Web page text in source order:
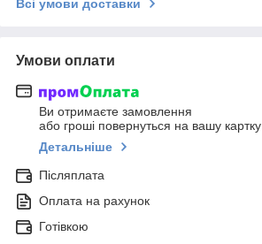
Всі умови доставки
Умови оплати
Ви отримаєте замовлення
або гроші повернуться на вашу картку
Детальніше
Післяплата
Оплата на рахунок
Готівкою